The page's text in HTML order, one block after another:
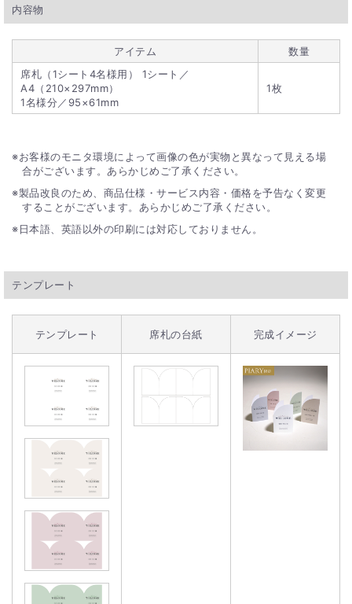
内容物
アイテム
数量
席札（1シート4名様用） 1シート／
A4（210×297mm）
1名様分／95×61mm
1枚
お客様のモニタ環境によって画像の色が実物と異なって見える場
合がございます。あらかじめご了承ください。
製品改良のため、商品仕様・サービス内容・価格を予告なく変更
することがございます。あらかじめご了承ください。
日本語、英語以外の印刷には対応しておりません。
テンプレート
テンプレート 席札の台紙 完成イメージ